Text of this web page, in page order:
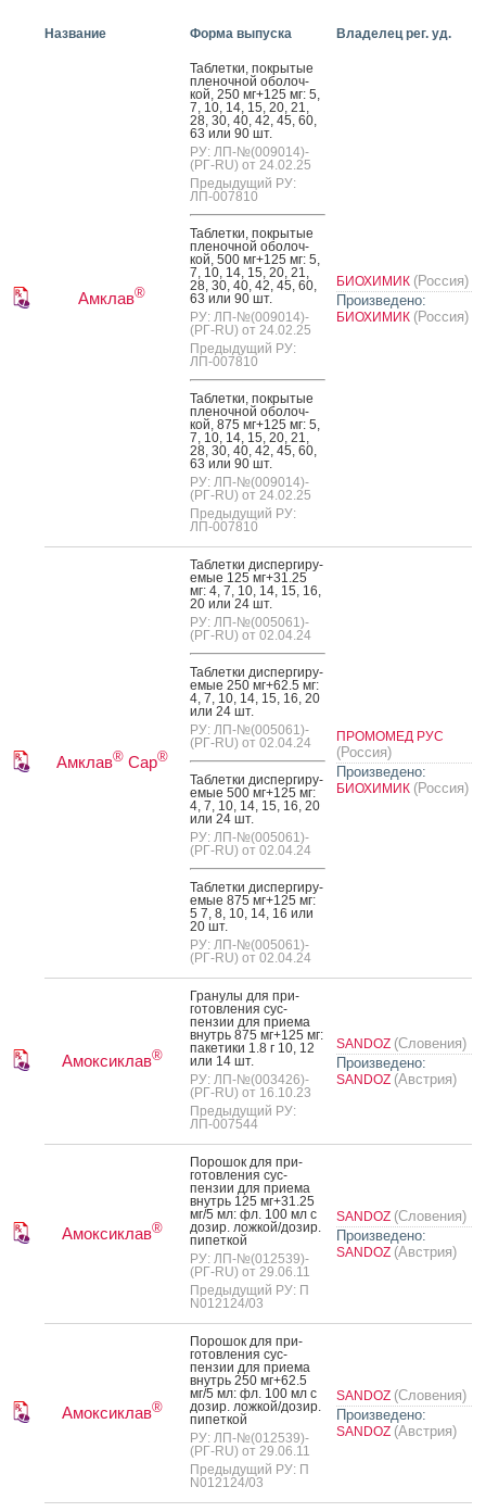
Название Форма выпуска Владелец рег. уд.
Амклав®
Таб­летки, пок­ры­тые
пле­ноч­ной обо­лоч­
кой, 250 мг+125 мг: 5,
7, 10, 14, 15, 20, 21,
28, 30, 40, 42, 45, 60,
63 или 90 шт.
РУ: ЛП-№(009014)-
(РГ-RU) от 24.02.25
Предыдущий РУ:
ЛП-007810
Таб­летки, пок­ры­тые
пле­ноч­ной обо­лоч­
кой, 500 мг+125 мг: 5,
7, 10, 14, 15, 20, 21,
28, 30, 40, 42, 45, 60,
63 или 90 шт.
РУ: ЛП-№(009014)-
(РГ-RU) от 24.02.25
Предыдущий РУ:
ЛП-007810
Таб­летки, пок­ры­тые
пле­ноч­ной обо­лоч­
кой, 875 мг+125 мг: 5,
7, 10, 14, 15, 20, 21,
28, 30, 40, 42, 45, 60,
63 или 90 шт.
РУ: ЛП-№(009014)-
(РГ-RU) от 24.02.25
Предыдущий РУ:
ЛП-007810
БИОХИМИК (Россия)
Произведено:
БИОХИМИК (Россия)
Амклав®Сар®
Таб­летки дис­перги­ру­
емые 125 мг+31.25
мг: 4, 7, 10, 14, 15, 16,
20 или 24 шт.
РУ: ЛП-№(005061)-
(РГ-RU) от 02.04.24
Таб­летки дис­перги­ру­
емые 250 мг+62.5 мг:
4, 7, 10, 14, 15, 16, 20
или 24 шт.
РУ: ЛП-№(005061)-
(РГ-RU) от 02.04.24
Таб­летки дис­перги­ру­
емые 500 мг+125 мг:
4, 7, 10, 14, 15, 16, 20
или 24 шт.
РУ: ЛП-№(005061)-
(РГ-RU) от 02.04.24
Таб­летки дис­перги­ру­
емые 875 мг+125 мг:
5 7, 8, 10, 14, 16 или
20 шт.
РУ: ЛП-№(005061)-
(РГ-RU) от 02.04.24
ПРОМОМЕД РУС
(Россия)
Произведено:
БИОХИМИК (Россия)
Амоксиклав®
Гра­нулы для при­
готов­ле­ния сус­
пензии для при­ема
внутрь 875 мг+125 мг:
па­кети­ки 1.8 г 10, 12
или 14 шт.
РУ: ЛП-№(003426)-
(РГ-RU) от 16.10.23
Предыдущий РУ:
ЛП-007544
SANDOZ (Словения)
Произведено:
SANDOZ (Австрия)
Амоксиклав®
По­рошок для при­
готов­ле­ния сус­
пензии для при­ема
внутрь 125 мг+31.25
мг/5 мл: фл. 100 мл с
до­зир. лож­кой/до­зир.
пи­пет­кой
РУ: ЛП-№(012539)-
(РГ-RU) от 29.06.11
Предыдущий РУ: П
N012124/03
SANDOZ (Словения)
Произведено:
SANDOZ (Австрия)
Амоксиклав®
По­рошок для при­
готов­ле­ния сус­
пензии для при­ема
внутрь 250 мг+62.5
мг/5 мл: фл. 100 мл с
до­зир. лож­кой/до­зир.
пи­пет­кой
РУ: ЛП-№(012539)-
(РГ-RU) от 29.06.11
Предыдущий РУ: П
N012124/03
SANDOZ (Словения)
Произведено:
SANDOZ (Австрия)